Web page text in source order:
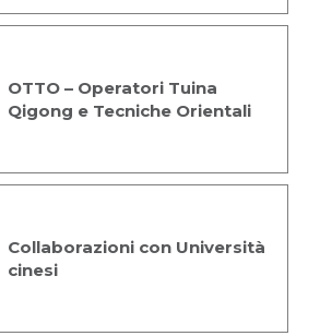
OTTO – Operatori Tuina
Qigong e Tecniche Orientali
Collaborazioni con Università
cinesi